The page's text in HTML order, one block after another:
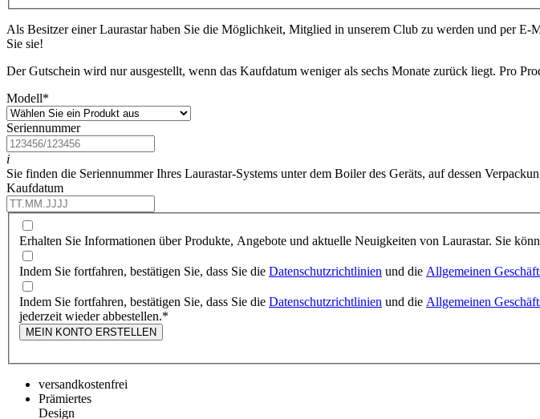
Als Besitzer einer Laurastar haben Sie die Möglichkeit, Mitglied in unserem Club zu werden und per
Sie sie!
Der Gutschein wird nur ausgestellt, wenn das Kaufdatum weniger als sechs Monate zurück liegt. Pro
Modell*
Seriennummer
i
Sie finden die Seriennummer Ihres Laurastar-Systems unter dem Boiler des Geräts, auf dessen
Kaufdatum
Erhalten Sie Informationen über Produkte, Angebote und aktuelle Neuigkeiten von Laurastar. Sie
Indem Sie fortfahren, bestätigen Sie, dass Sie die Datenschutzrichtlinien und die Allgemeinen
Indem Sie fortfahren, bestätigen Sie, dass Sie die Datenschutzrichtlinien und die Allgemeinen
jederzeit wieder abbestellen.*
MEIN KONTO ERSTELLEN
versandkostenfrei
Prämiertes
Design